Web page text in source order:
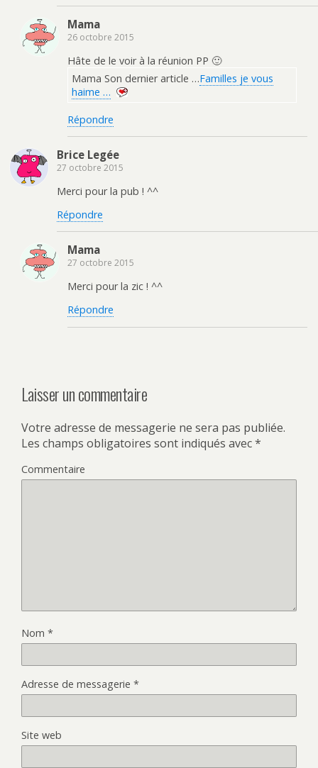
Mama
26 octobre 2015
Hâte de le voir à la réunion PP 🙂
Mama Son dernier article …Familles je vous
haime …
Répondre
Brice Legée
27 octobre 2015
Merci pour la pub ! ^^
Répondre
Mama
27 octobre 2015
Merci pour la zic ! ^^
Répondre
Laisser un commentaire
Votre adresse de messagerie ne sera pas publiée.
Les champs obligatoires sont indiqués avec*
Commentaire
Nom *
Adresse de messagerie *
Site web